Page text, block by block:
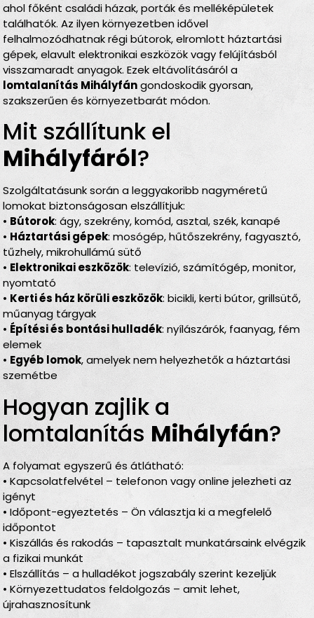
ahol főként családi házak, porták és melléképületek
találhatók. Az ilyen környezetben idővel
felhalmozódhatnak régi bútorok, elromlott háztartási
gépek, elavult elektronikai eszközök vagy felújításból
visszamaradt anyagok. Ezek eltávolításáról a
lomtalanítás Mihályfángondoskodik gyorsan,
szakszerűen és környezetbarát módon.
Mit szállítunk el
Mihályfáról?
Szolgáltatásunk során a leggyakoribb nagyméretű
lomokat biztonságosan elszállítjuk:
• Bútorok: ágy, szekrény, komód, asztal, szék, kanapé
• Háztartási gépek: mosógép, hűtőszekrény, fagyasztó,
tűzhely, mikrohullámú sütő
• Elektronikai eszközök: televízió, számítógép, monitor,
nyomtató
• Kerti és ház körüli eszközök: bicikli, kerti bútor, grillsütő,
műanyag tárgyak
• Építési és bontási hulladék: nyílászárók, faanyag, fém
elemek
• Egyéb lomok, amelyek nem helyezhetők a háztartási
szemétbe
Hogyan zajlik a
lomtalanítás Mihályfán?
A folyamat egyszerű és átlátható:
• Kapcsolatfelvétel – telefonon vagy online jelezheti az
igényt
• Időpont-egyeztetés – Ön választja ki a megfelelő
időpontot
• Kiszállás és rakodás – tapasztalt munkatársaink elvégzik
a fizikai munkát
• Elszállítás – a hulladékot jogszabály szerint kezeljük
• Környezettudatos feldolgozás – amit lehet,
újrahasznosítunk